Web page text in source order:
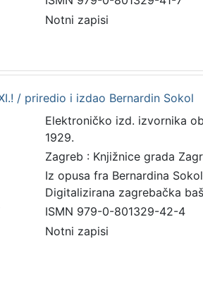
Notni zapisi
/ priredio i izdao Bernardin Sokol
Elektroničko izd. izvornika
1929.
Zagreb : Knjižnice grada
Iz opusa fra Bernardina
Digitalizirana zagrebačka
ISMN 979-0-801329-42-4
Notni zapisi